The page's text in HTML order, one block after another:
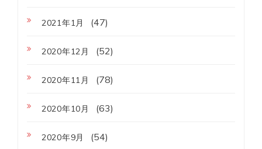
2021年1月 (47)
2020年12月 (52)
2020年11月 (78)
2020年10月 (63)
2020年9月 (54)